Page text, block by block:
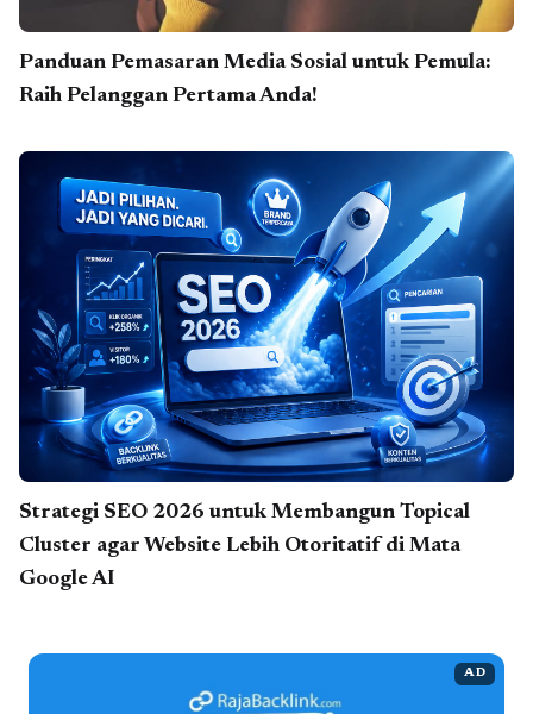
Panduan Pemasaran Media Sosial untuk Pemula:
Raih Pelanggan Pertama Anda!
Strategi SEO 2026 untuk Membangun Topical
Cluster agar Website Lebih Otoritatif di Mata
Google AI
AD